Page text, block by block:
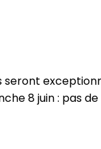
seront
8 juin : pas